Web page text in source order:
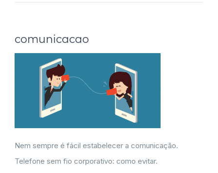
comunicacao
Nem sempre é fácil estabelecer a comunicação.
Telefone sem fio corporativo: como evitar.